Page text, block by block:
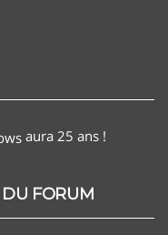
aura 25 ans !
FORUM